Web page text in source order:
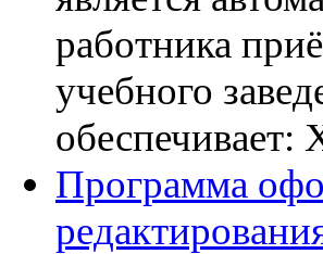
работника
учебного
обеспечивает:
Программа